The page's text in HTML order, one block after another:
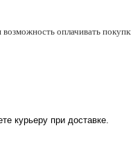
возможность оплачивать
курьеру при доставке.